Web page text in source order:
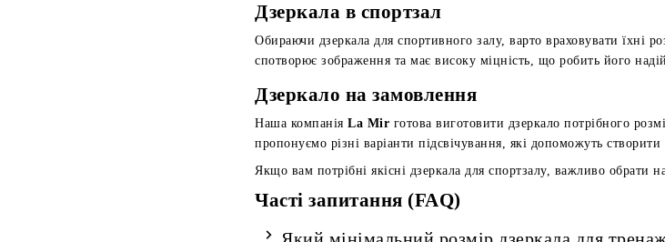
Дзеркала в спортзал
Обираючи дзеркала для спортивного залу, варто враховувати їхні
спотворює зображення та має високу міцність, що робить його
Дзеркало на замовлення
Наша компанія La Mir готова виготовити дзеркало потрібного
пропонуємо різні варіанти підсвічування, які допоможуть
Якщо вам потрібні якісні дзеркала для спортзалу, важливо обрати
Часті запитання (FAQ)